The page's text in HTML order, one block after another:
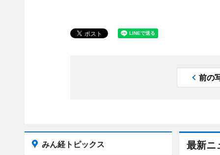
前の
最新ニ
みん経トピックス